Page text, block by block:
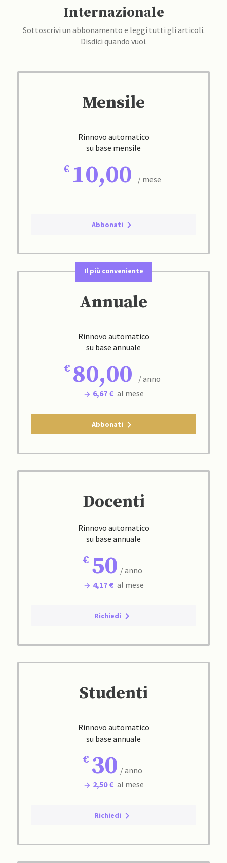
Internazionale
Sottoscrivi un abbonamento e leggi tutti gli articoli.
Disdici quando vuoi.
Mensile
Rinnovo automatico
su base mensile
10,00 / mese
Abbonati
Il più conveniente
Annuale
Rinnovo automatico
su base annuale
80,00
/ anno
6,67 € al mese
Abbonati
Docenti
Rinnovo automatico
su base annuale
50 / anno
4,17 € al mese
Richiedi
Studenti
Rinnovo automatico
su base annuale
30 / anno
2,50 € al mese
Richiedi